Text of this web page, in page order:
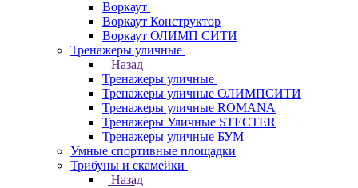
Воркаут
Воркаут Конструктор
Воркаут ОЛИМП СИТИ
Тренажеры уличные
Назад
Тренажеры уличные
Тренажеры уличные ОЛИМПСИТИ
Тренажеры уличные ROMANA
Тренажеры Уличные STECTER
Тренажеры уличные БУМ
Умные спортивные площадки
Трибуны и скамейки
Назад